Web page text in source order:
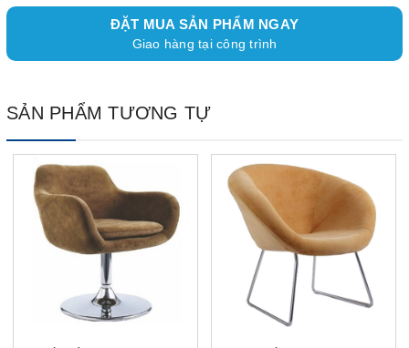
ĐẶT MUA SẢN PHẨM NGAY
Giao hàng tại công trình
SẢN PHẨM TƯƠNG TỰ